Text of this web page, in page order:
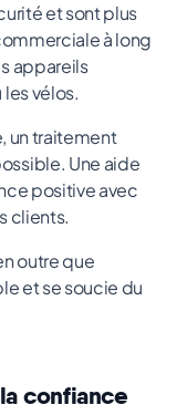
et sont plus
à long
appareils
vélos.
un traitement
Une aide
positive avec
clients.
outre que
et se soucie du
confiance